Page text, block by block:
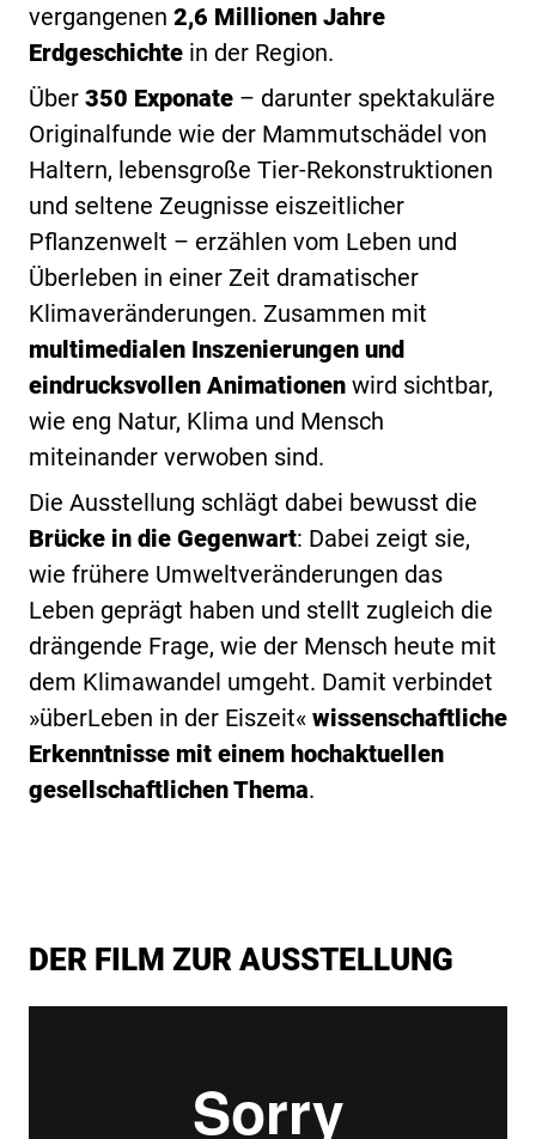
vergangenen 2,6 Millionen Jahre
Erdgeschichte in der Region.
Über 350 Exponate – darunter spektakuläre
Originalfunde wie der Mammutschädel von
Haltern, lebensgroße Tier-Rekonstruktionen
und seltene Zeugnisse eiszeitlicher
Pflanzenwelt – erzählen vom Leben und
Überleben in einer Zeit dramatischer
Klimaveränderungen. Zusammen mit
multimedialen Inszenierungen und
eindrucksvollen Animationen wird sichtbar,
wie eng Natur, Klima und Mensch
miteinander verwoben sind.
Die Ausstellung schlägt dabei bewusst die
Brücke in die Gegenwart: Dabei zeigt sie,
wie frühere Umweltveränderungen das
Leben geprägt haben und stellt zugleich die
drängende Frage, wie der Mensch heute mit
dem Klimawandel umgeht. Damit verbindet
»überLeben in der Eiszeit« wissenschaftliche
Erkenntnisse mit einem hochaktuellen
gesellschaftlichen Thema.
DER FILM ZUR AUSSTELLUNG